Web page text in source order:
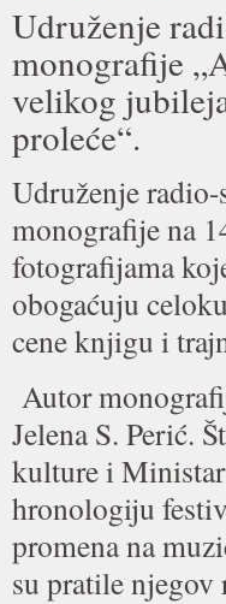
Udruženje
monografije
velikog
proleće“.
Udruženje
monografije na
fotografijama
obogaćuju
cene knjigu i
Autor
Jelena S. Perić.
kulture i
hronologiju
promena na
su pratile njegov